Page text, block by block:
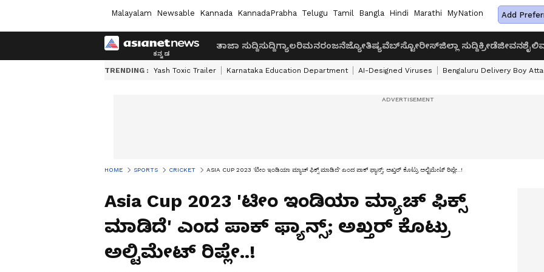
Malayalam Newsable Kannada KannadaPrabha Telugu Tamil Bangla Hindi Marathi MyNation Add
ತಾಜಾ ಸುದ್ದಿಸುದ್ದಿಗ್ಯಾಲರಿಮನರಂಜನೆಜ್ಯೋತಿಷ್ಯವೆಬ್‌ಸ್ಟೋರೀಸ್ಜಿಲ್ಲಾ ಸುದ್ದಿಕ್ರೀಡೆಜೀವನಶೈಲಿ
TRENDING : Yash Toxic Trailer Karnataka Education Department AI-Designed Viruses Bengaluru Delivery Boy
HOME SPORTS CRICKET ASIA CUP 2023 'ಟೀಂ ಇಂಡಿಯಾ ಮ್ಯಾಚ್ ಫಿಕ್ಸ್ ಮಾಡಿದೆ' ಎಂದ ಪಾಕ್ ಫ್ಯಾನ್ಸ್; ಅಖ್ತರ್ ಕೊಟ್ರು ಅಲ್ಟಿಮೇಟ್ ರಿಪ್ಲೇ..!
Asia Cup 2023 'ಟೀಂ ಇಂಡಿಯಾ ಮ್ಯಾಚ್ ಫಿಕ್ಸ್
ಮಾಡಿದೆ' ಎಂದ ಪಾಕ್ ಫ್ಯಾನ್ಸ್; ಅಖ್ತರ್ ಕೊಟ್ರು
ಅಲ್ಟಿಮೇಟ್ ರಿಪ್ಲೇ..!